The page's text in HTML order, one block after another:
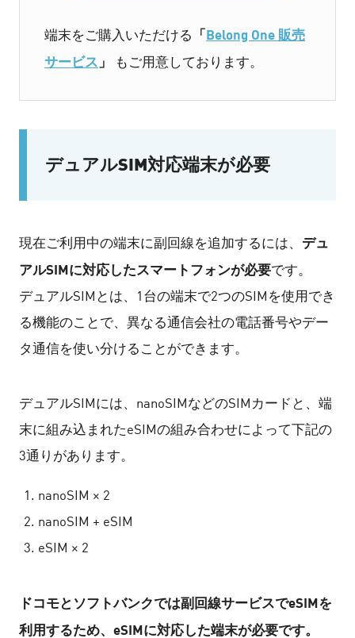
端末をご購入いただける 「Belong One 販売
サービス 」 もご用意しております。
デュアルSIM対応端末が必要
現在ご利用中の端末に副回線を追加するには、 デュ
アルSIMに対応したスマートフォンが必要です。
デュアルSIMとは、1台の端末で2つのSIMを使用でき
る機能のことで、異なる通信会社の電話番号やデー
タ通信を使い分けることができます。
デュアルSIMには、nanoSIMなどのSIMカードと、端
末に組み込まれたeSIMの組み合わせによって下記の
3通りがあります。
nanoSIM × 2
nanoSIM + eSIM
eSIM × 2
ドコモとソフトバンクでは副回線サービスでeSIMを
利用するため、eSIMに対応した端末が必要です。